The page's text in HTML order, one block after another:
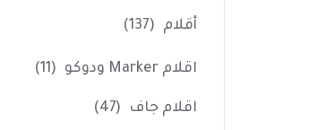
أقلام (137)
اقلام Marker ودوكو (11)
اقلام جاف (47)